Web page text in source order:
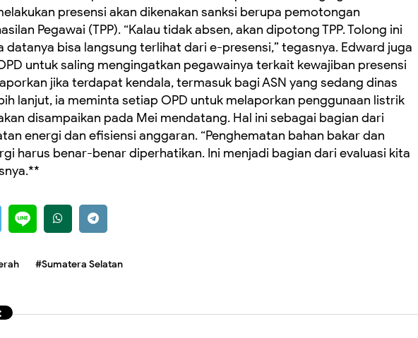
presensi akan dikenakan sanksi berupa pemotongan
Pegawai (TPP). “Kalau tidak absen, akan dipotong TPP. Tolong ini
datanya bisa langsung terlihat dari e-presensi,” tegasnya. Edward juga
untuk saling mengingatkan pegawainya terkait kewajiban presensi
jika terdapat kendala, termasuk bagi ASN yang sedang dinas
lanjut, ia meminta setiap OPD untuk melaporkan penggunaan listrik
disampaikan pada Mei mendatang. Hal ini sebagai bagian dari
energi dan efisiensi anggaran. “Penghematan bahan bakar dan
harus benar-benar diperhatikan. Ini menjadi bagian dari evaluasi kita
#Sumatera Selatan